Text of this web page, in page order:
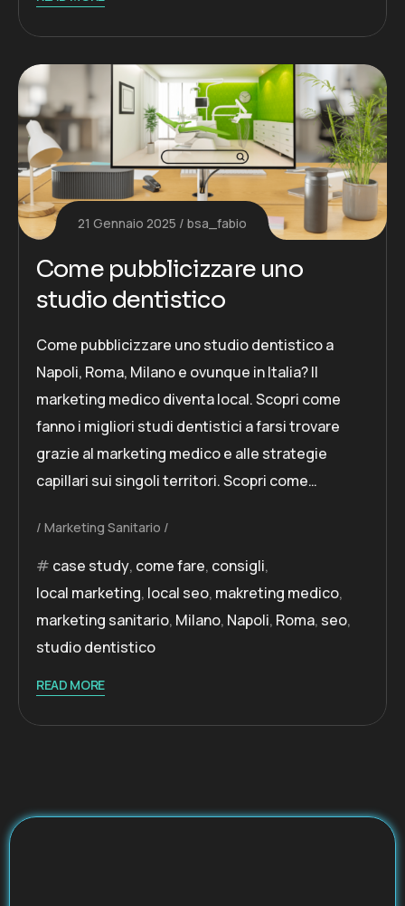
21 Gennaio 2025 bsa_fabio
Come pubblicizzare uno
studio dentistico
Come pubblicizzare uno studio dentistico a
Napoli, Roma, Milano e ovunque in Italia? Il
marketing medico diventa local. Scopri come
fanno i migliori studi dentistici a farsi trovare
grazie al marketing medico e alle strategie
capillari sui singoli territori. Scopri come…
Marketing Sanitario
case study, come fare, consigli,
local marketing, local seo, makreting medico,
marketing sanitario, Milano, Napoli, Roma, seo,
studio dentistico
READ MORE